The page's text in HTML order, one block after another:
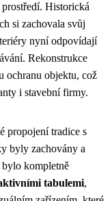
Historická
si zachovala svůj
nyní odpovídají
Rekonstrukce
ochranu objektu, což
i stavební firmy.
propojení tradice s
byly zachovány a
kompletně
tabulemi,